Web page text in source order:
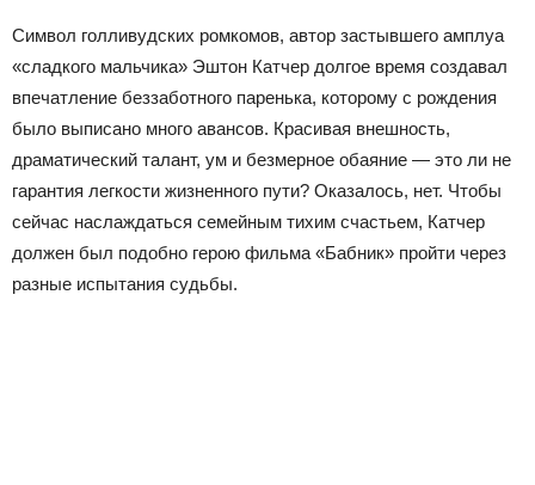
Символ голливудских ромкомов, автор застывшего амплуа
«сладкого мальчика» Эштон Катчер долгое время создавал
впечатление беззаботного паренька, которому с рождения
было выписано много авансов. Красивая внешность,
драматический талант, ум и безмерное обаяние — это ли не
гарантия легкости жизненного пути? Оказалось, нет. Чтобы
сейчас наслаждаться семейным тихим счастьем, Катчер
должен был подобно герою фильма «Бабник» пройти через
разные испытания судьбы.